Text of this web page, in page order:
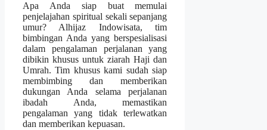
Apa Anda siap buat memulai
penjelajahan spiritual sekali sepanjang
umur? Alhijaz Indowisata, tim
bimbingan Anda yang berspesialisasi
dalam pengalaman perjalanan yang
dibikin khusus untuk ziarah Haji dan
Umrah. Tim khusus kami sudah siap
membimbing dan memberikan
dukungan Anda selama perjalanan
ibadah Anda, memastikan
pengalaman yang tidak terlewatkan
dan memberikan kepuasan.